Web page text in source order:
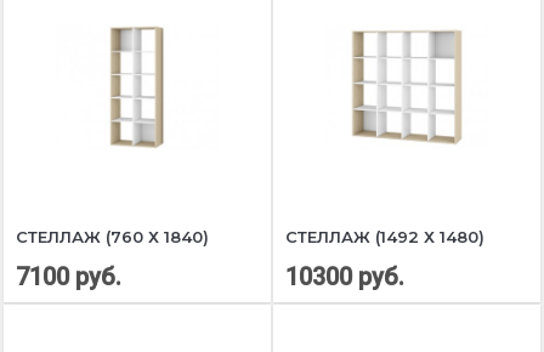
СТЕЛЛАЖ (760 Х 1840)
7100 руб.
СТЕЛЛАЖ (1492 Х 1480)
10300 руб.